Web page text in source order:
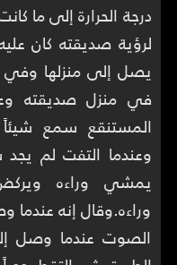
درجة الحرارة إلى ما
لرؤية صديقته كان
يصل إلى منزلها وفي
في منزل صديقته
المستنقع سمع
وعندما التفت لم
يمشي وراءه
وراءه.وقال إنه
الصوت عندما وصل